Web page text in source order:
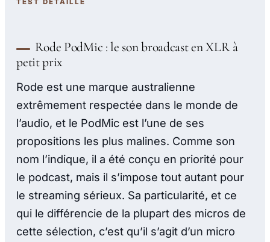
TEST DÉTAILLÉ
Rode PodMic : le son broadcast en XLR à
petit prix
Rode est une marque australienne
extrêmement respectée dans le monde de
l’audio, et le PodMic est l’une de ses
propositions les plus malines. Comme son
nom l’indique, il a été conçu en priorité pour
le podcast, mais il s’impose tout autant pour
le streaming sérieux. Sa particularité, et ce
qui le différencie de la plupart des micros de
cette sélection, c’est qu’il s’agit d’un micro